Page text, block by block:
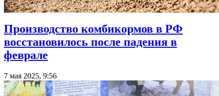
Производство комбикормов в РФ
восстановилось после падения в
феврале
7 мая 2025, 9:56